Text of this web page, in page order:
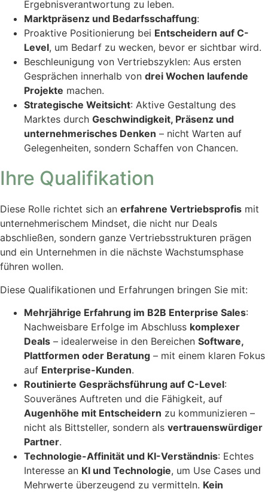
Ergebnisverantwortung zu leben.
Marktpräsenz und Bedarfsschaffung:
Proaktive Positionierung bei Entscheidern auf C-
Level, um Bedarf zu wecken, bevor er sichtbar wird.
Beschleunigung von Vertriebszyklen: Aus ersten
Gesprächen innerhalb von drei Wochen laufende
Projekte machen.
Strategische Weitsicht: Aktive Gestaltung des
Marktes durch Geschwindigkeit, Präsenz und
unternehmerisches Denken – nicht Warten auf
Gelegenheiten, sondern Schaffen von Chancen.
Ihre Qualifikation
Diese Rolle richtet sich an erfahrene Vertriebsprofis mit
unternehmerischem Mindset, die nicht nur Deals
abschließen, sondern ganze Vertriebsstrukturen prägen
und ein Unternehmen in die nächste Wachstumsphase
führen wollen.
Diese Qualifikationen und Erfahrungen bringen Sie mit:
Mehrjährige Erfahrung im B2B Enterprise Sales:
Nachweisbare Erfolge im Abschluss komplexer
Deals – idealerweise in den Bereichen Software,
Plattformen oder Beratung – mit einem klaren Fokus
auf Enterprise-Kunden.
Routinierte Gesprächsführung auf C-Level:
Souveränes Auftreten und die Fähigkeit, auf
Augenhöhe mit Entscheidern zu kommunizieren –
nicht als Bittsteller, sondern als vertrauenswürdiger
Partner.
Technologie-Affinität und KI-Verständnis: Echtes
Interesse an KI und Technologie, um Use Cases und
Mehrwerte überzeugend zu vermitteln. Kein